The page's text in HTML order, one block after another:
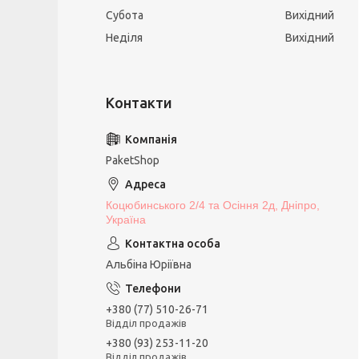
Субота
Вихідний
Неділя
Вихідний
PaketShop
Коцюбинського 2/4 та Осіння 2д, Дніпро,
Україна
Альбіна Юріївна
+380 (77) 510-26-71
Відділ продажів
+380 (93) 253-11-20
Відділ продажів